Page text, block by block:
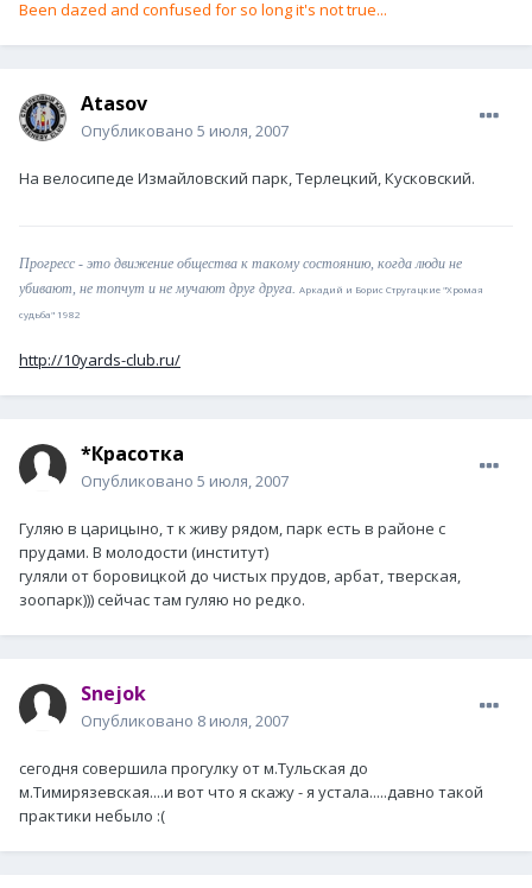
Been dazed and confused for so long it's not true...
Atasov
Опубликовано 5 июля, 2007
На велосипеде Измайловский парк, Терлецкий, Кусковский.
Прогресс - это движение общества к такому состоянию, когда люди не
убивают, не топчут и не мучают друг друга. Аркадий и Борис Стругацкие "Хромая
судьба" 1982
http://10yards-club.ru/
*Красотка
Опубликовано 5 июля, 2007
Гуляю в царицыно, т к живу рядом, парк есть в районе с
прудами. В молодости (институт)
гуляли от боровицкой до чистых прудов, арбат, тверская,
зоопарк))) сейчас там гуляю но редко.
Snejok
Опубликовано 8 июля, 2007
сегодня совершила прогулку от м.Тульская до
м.Тимирязевская....и вот что я скажу - я устала.....давно такой
практики небыло :(